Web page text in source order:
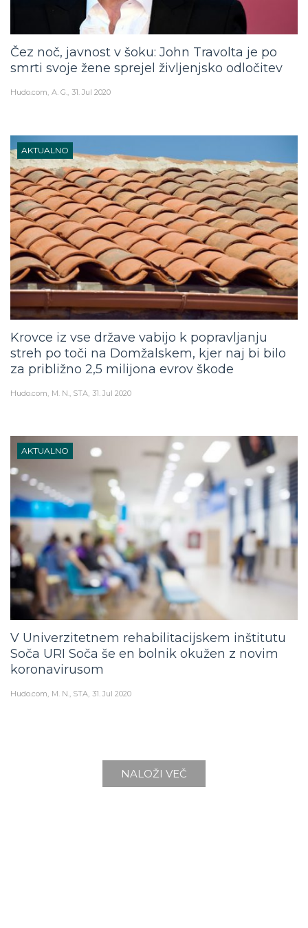
Čez noč, javnost v šoku: John Travolta je po
smrti svoje žene sprejel življenjsko odločitev
Hudo.com A. G. 31. Jul 2020
AKTUALNO
Krovce iz vse države vabijo k popravljanju
streh po toči na Domžalskem, kjer naj bi bilo
za približno 2,5 milijona evrov škode
Hudo.com M. N., STA 31. Jul 2020
AKTUALNO
V Univerzitetnem rehabilitacijskem inštitutu
Soča URI Soča še en bolnik okužen z novim
koronavirusom
Hudo.com M. N., STA 31. Jul 2020
NALOŽI VEČ